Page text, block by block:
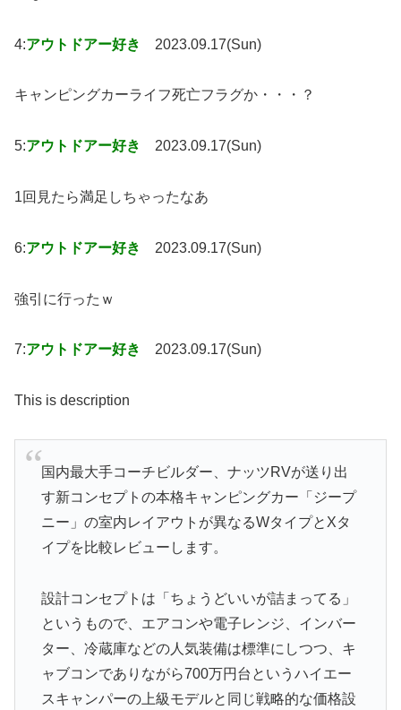
4:アウトドアー好き 2023.09.17(Sun)
キャンピングカーライフ死亡フラグか・・・？
5:アウトドアー好き 2023.09.17(Sun)
1回見たら満足しちゃったなあ
6:アウトドアー好き 2023.09.17(Sun)
強引に行ったｗ
7:アウトドアー好き 2023.09.17(Sun)
This is description
国内最大手コーチビルダー、ナッツRVが送り出
す新コンセプトの本格キャンピングカー「ジープ
ニー」の室内レイアウトが異なるWタイプとXタ
イプを比較レビューします。
設計コンセプトは「ちょうどいいが詰まってる」
というもので、エアコンや電子レンジ、インバー
ター、冷蔵庫などの人気装備は標準にしつつ、キ
ャブコンでありながら700万円台というハイエー
スキャンパーの上級モデルと同じ戦略的な価格設